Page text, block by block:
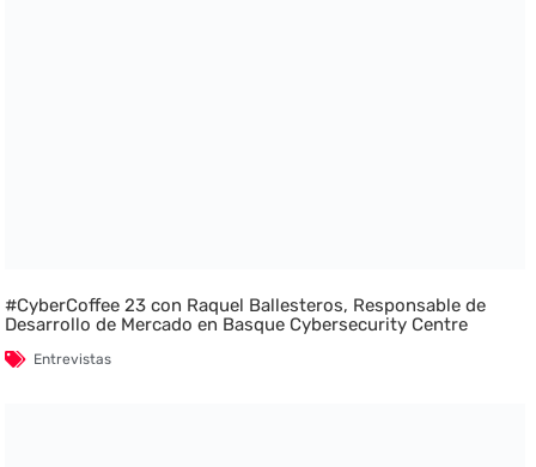
#CyberCoffee 23 con Raquel Ballesteros, Responsable de
Desarrollo de Mercado en Basque Cybersecurity Centre
Entrevistas